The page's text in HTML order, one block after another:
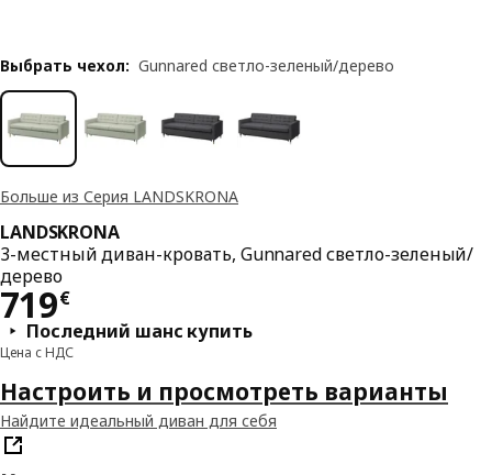
Больше из Серия LANDSKRONA
LANDSKRONA
3-местный диван-кровать, Gunnared светло-зеленый/
дерево
719€
Цена 719€
Последний шанс купить
Цена с НДС
Выбрать чехол: Gunnared светло-зеленый/дерево
Настроить и просмотреть варианты
Найдите идеальный диван для себя